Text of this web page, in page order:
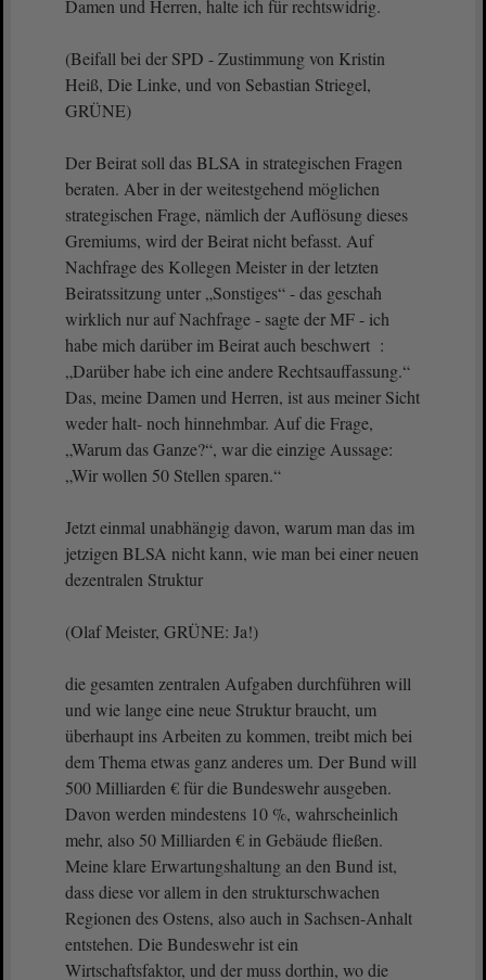
Damen und Herren, halte ich für rechtswidrig.
(Beifall bei der SPD - Zustimmung von Kristin
Heiß, Die Linke, und von Sebastian Striegel,
GRÜNE)
Der Beirat soll das BLSA in strategischen Fragen
beraten. Aber in der weitestgehend möglichen
strategischen Frage, nämlich der Auflösung dieses
Gremiums, wird der Beirat nicht befasst. Auf
Nachfrage des Kollegen Meister in der letzten
Beiratssitzung unter „Sonstiges“ - das geschah
wirklich nur auf Nachfrage - sagte der MF - ich
habe mich darüber im Beirat auch beschwert :
„Darüber habe ich eine andere Rechtsauffassung.“
Das, meine Damen und Herren, ist aus meiner Sicht
weder halt- noch hinnehmbar. Auf die Frage,
„Warum das Ganze?“, war die einzige Aussage:
„Wir wollen 50 Stellen sparen.“
Jetzt einmal unabhängig davon, warum man das im
jetzigen BLSA nicht kann, wie man bei einer neuen
dezentralen Struktur
(Olaf Meister, GRÜNE: Ja!)
die gesamten zentralen Aufgaben durchführen will
und wie lange eine neue Struktur braucht, um
überhaupt ins Arbeiten zu kommen, treibt mich bei
dem Thema etwas ganz anderes um. Der Bund will
500 Milliarden € für die Bundeswehr ausgeben.
Davon werden mindestens 10 %, wahrscheinlich
mehr, also 50 Milliarden € in Gebäude fließen.
Meine klare Erwartungshaltung an den Bund ist,
dass diese vor allem in den strukturschwachen
Regionen des Ostens, also auch in Sachsen-Anhalt
entstehen. Die Bundeswehr ist ein
Wirtschaftsfaktor, und der muss dorthin, wo die